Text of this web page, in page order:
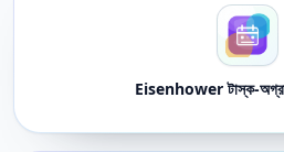
Eisenhower টাস্ক-